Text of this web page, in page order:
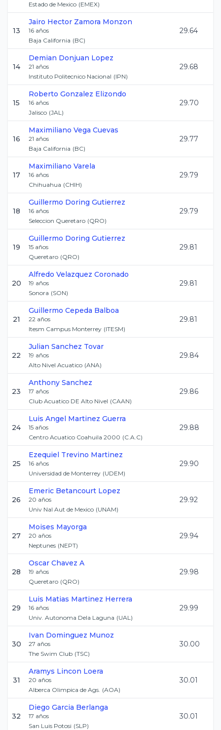
Estado de Mexico (EMEX)
13
Jairo Hector Zamora Monzon
16 años
Baja California (BC)
29.64
14
Demian Donjuan Lopez
21 años
Instituto Politecnico Nacional (IPN)
29.68
15
Roberto Gonzalez Elizondo
16 años
Jalisco (JAL)
29.70
16
Maximiliano Vega Cuevas
21 años
Baja California (BC)
29.77
17
Maximiliano Varela
16 años
Chihuahua (CHIH)
29.79
18
Guillermo Doring Gutierrez
16 años
Seleccion Queretaro (QRO)
29.79
19
Guillermo Doring Gutierrez
15 años
Queretaro (QRO)
29.81
20
Alfredo Velazquez Coronado
19 años
Sonora (SON)
29.81
21
Guillermo Cepeda Balboa
22 años
Itesm Campus Monterrey (ITESM)
29.81
22
Julian Sanchez Tovar
19 años
Alto Nivel Acuatico (ANA)
29.84
23
Anthony Sanchez
17 años
Club Acuatico DE Alto Nivel (CAAN)
29.86
24
Luis Angel Martinez Guerra
15 años
Centro Acuatico Coahuila 2000 (C.A.C)
29.88
25
Ezequiel Trevino Martinez
16 años
Universidad de Monterrey (UDEM)
29.90
26
Emeric Betancourt Lopez
20 años
Univ Nal Aut de Mexico (UNAM)
29.92
27
Moises Mayorga
20 años
Neptunes (NEPT)
29.94
28
Oscar Chavez A
19 años
Queretaro (QRO)
29.98
29
Luis Matias Martinez Herrera
16 años
Univ. Autonoma Dela Laguna (UAL)
29.99
30
Ivan Dominguez Munoz
27 años
The Swim Club (TSC)
30.00
31
Aramys Lincon Loera
20 años
Alberca Olimpica de Ags. (AOA)
30.01
32
Diego Garcia Berlanga
17 años
San Luis Potosi (SLP)
30.01